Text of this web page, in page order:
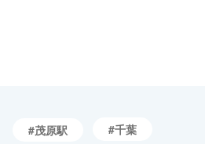
茂原駅 千葉